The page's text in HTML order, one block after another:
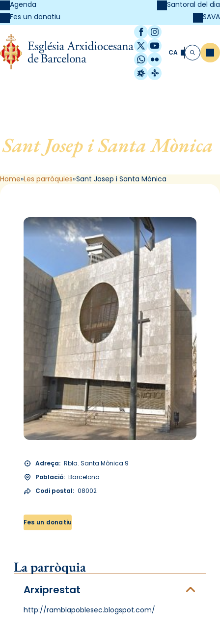
Agenda
Fes un donatiu
Santoral del dia
SAVA
Facebook
Instagram
X / Twitter
YouTube
WhatsApp
Flickr
Radio Estel
Catalunya
CA Cerca
Sant Josep i Santa Mònica
de Barcelona
Home Les parròquies Sant Josep i Santa Mònica
Adreça: Rbla. Santa Mònica 9
Població: Barcelona
Codi postal: 08002
Fes un donatiu
La parròquia
Arxiprestat
http://ramblapoblesec.blogspot.com/